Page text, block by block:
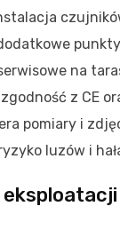
na
z CE
pomiary i
luzów i